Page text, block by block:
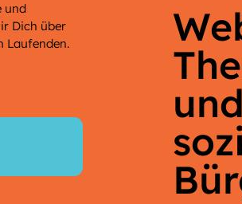
und
Dich über
Laufenden.
und